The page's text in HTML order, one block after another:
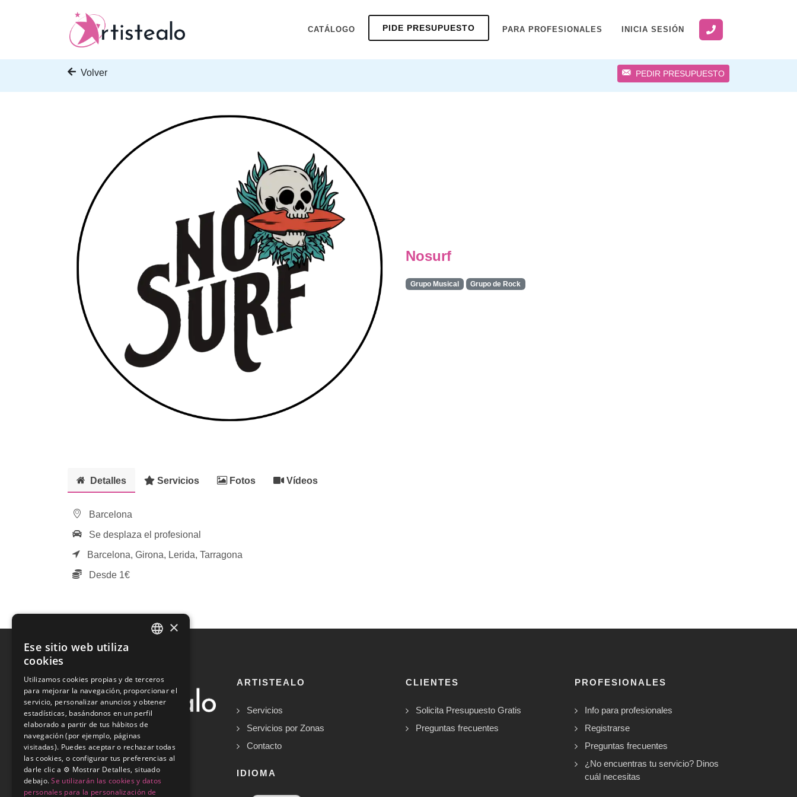
CATÁLOGO PIDE PRESUPUESTO PARA PROFESIONALES INICIA SESIÓN
Volver PEDIR PRESUPUESTO
Nosurf
Grupo Musical Grupo de Rock
Detalles Servicios Fotos Vídeos
Barcelona
Se desplaza el profesional
Barcelona, Girona, Lerida, Tarragona
Desde 1€
Copyrights © 2026
ARTISTEALO
Servicios
Servicios por Zonas
Contacto
IDIOMA
CLIENTES
Solicita Presupuesto Gratis
Preguntas frecuentes
PROFESIONALES
Info para profesionales
Registrarse
Preguntas frecuentes
¿No encuentras tu servicio? Dinos
cuál necesitas
×
Ese sitio web utiliza
cookies
Utilizamos cookies propias y de terceros
para mejorar la navegación, proporcionar el
servicio, personalizar anuncios y obtener
estadísticas, basándonos en un perfil
elaborado a partir de tus hábitos de
navegación (por ejemplo, páginas
visitadas). Puedes aceptar o rechazar todas
las cookies, o configurar tus preferencias al
darle clic a ⚙️ Mostrar Detalles, situado
debajo.Se utilizarán las cookies y datos
personales para la personalización de